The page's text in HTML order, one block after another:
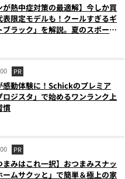
が熱中症対策の最適解】今しか買
表限定モデルも！クールすぎるギ
ブラック」を解説。夏のスポーツ
の強い味方
PR
感動体験に！Schickのプレミア
ロジスタ」で始めるワンランク上
慣
PR
まみはこれ一択】おつまみスナッ
ームサクッと」で簡単＆極上の家